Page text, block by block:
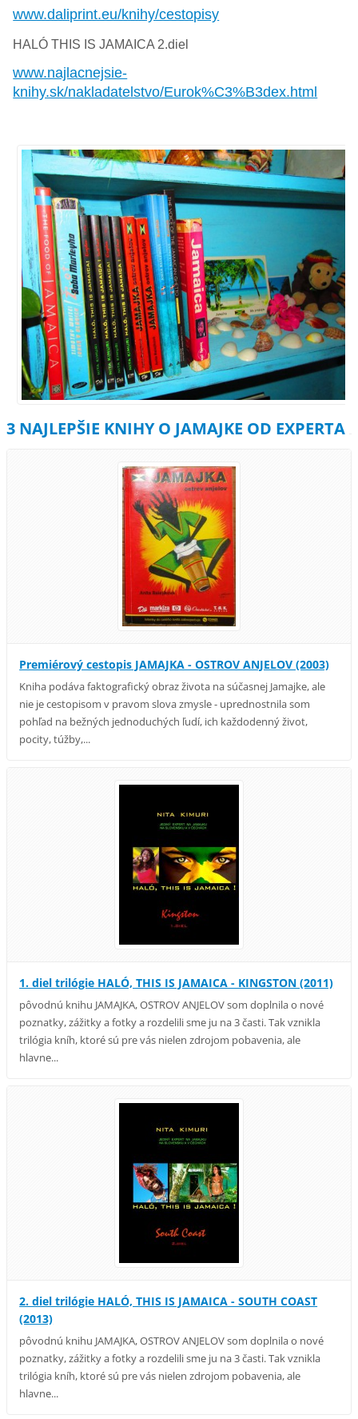
www.daliprint.eu/knihy/cestopisy
HALÓ THIS IS JAMAICA 2.diel
www.najlacnejsie-
knihy.sk/nakladatelstvo/Eurok%C3%B3dex.html
3 NAJLEPŠIE KNIHY O JAMAJKE OD EXPERTA
Premiérový cestopis JAMAJKA - OSTROV ANJELOV (2003)
Kniha podáva faktografický obraz života na súčasnej Jamajke, ale
nie je cestopisom v pravom slova zmysle - uprednostnila som
pohľad na bežných jednoduchých ľudí, ich každodenný život,
pocity, túžby,...
1. diel trilógie HALÓ, THIS IS JAMAICA - KINGSTON (2011)
pôvodnú knihu JAMAJKA, OSTROV ANJELOV som doplnila o nové
poznatky, zážitky a fotky a rozdelili sme ju na 3 časti. Tak vznikla
trilógia kníh, ktoré sú pre vás nielen zdrojom pobavenia, ale
hlavne...
2. diel trilógie HALÓ, THIS IS JAMAICA - SOUTH COAST
(2013)
pôvodnú knihu JAMAJKA, OSTROV ANJELOV som doplnila o nové
poznatky, zážitky a fotky a rozdelili sme ju na 3 časti. Tak vznikla
trilógia kníh, ktoré sú pre vás nielen zdrojom pobavenia, ale
hlavne...